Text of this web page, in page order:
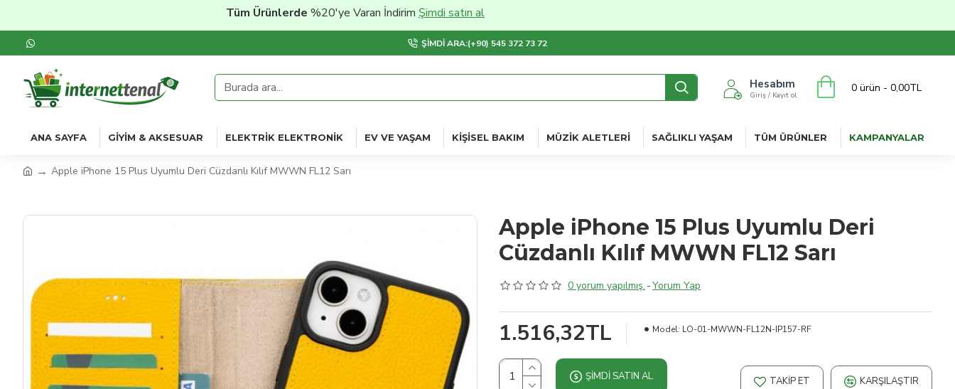
Tüm Ürünlerde%20'ye Varan İndirimŞimdi satın al
ŞIMDI ARA:(+90) 545 372 73 72
Hesabım
Giriş / Kayıt ol
0 ürün - 0,00TL
ANA SAYFA GIYIM & AKSESUAR ELEKTRIK ELEKTRONIK EV VE YAŞAM KIŞISEL BAKIM MÜZIK ALETLERI SAĞLIKLI YAŞAM TÜM ÜRÜNLER KAMPANYALAR
Apple iPhone 15 Plus Uyumlu Deri Cüzdanlı Kılıf MWWN FL12 Sarı
Apple iPhone 15 Plus Uyumlu Deri
Cüzdanlı Kılıf MWWN FL12 Sarı
0 yorum yapılmış. -Yorum Yap
1.516,32TL Model: LO-01-MWWN-FL12N-IP157-RF
ŞIMDI SATIN AL TAKIP ET KARŞILAŞTIR